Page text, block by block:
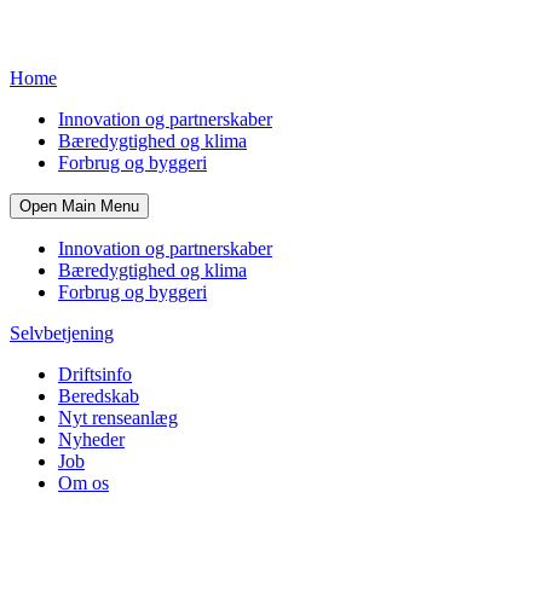
Home
Innovation og partnerskaber
Bæredygtighed og klima
Forbrug og byggeri
Open Main Menu
Innovation og partnerskaber
Bæredygtighed og klima
Forbrug og byggeri
Selvbetjening
Driftsinfo
Beredskab
Nyt renseanlæg
Nyheder
Job
Om os